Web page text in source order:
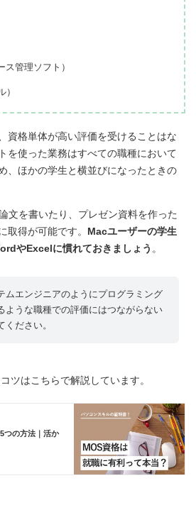
管理ソフト）
資格単体が高い評価を受けることはな
を使った業務はすべての職種において
、ほかの学生と横並びになったときの
文を書いたり、プレゼン資料を作った
取得が可能です。 Macユーザーの学生
やExcelに慣れておきましょう 。
ムエンジニアのようにプログラミング
ような職種での評価にはつながらない
ください。
ツはこちらで解説しています。
つの方法｜活か